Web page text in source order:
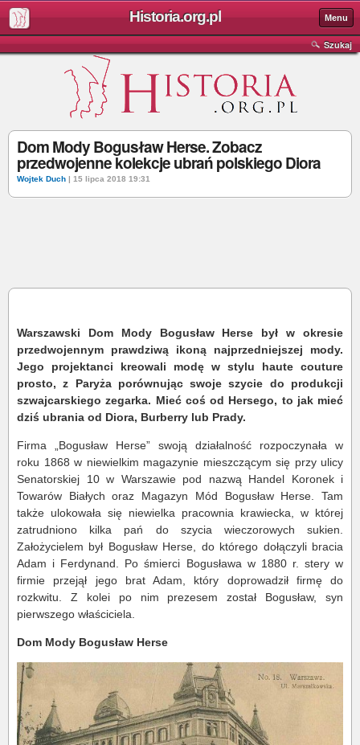
Historia.org.pl Menu
Szukaj
Dom Mody Bogusław Herse. Zobacz
przedwojenne kolekcje ubrań polskiego Diora
Wojtek Duch | 15 lipca 2018 19:31
Warszawski Dom Mody Bogusław Herse był w okresie
przedwojennym prawdziwą ikoną najprzedniejszej mody.
Jego projektanci kreowali modę w stylu haute couture
prosto, z Paryża porównując swoje szycie do produkcji
szwajcarskiego zegarka. Mieć coś od Hersego, to jak mieć
dziś ubrania od Diora, Burberry lub Prady.
Firma „Bogusław Herse” swoją działalność rozpoczynała w
roku 1868 w niewielkim magazynie mieszczącym się przy ulicy
Senatorskiej 10 w Warszawie pod nazwą Handel Koronek i
Towarów Białych oraz Magazyn Mód Bogusław Herse. Tam
także ulokowała się niewielka pracownia krawiecka, w której
zatrudniono kilka pań do szycia wieczorowych sukien.
Założycielem był Bogusław Herse, do którego dołączyli bracia
Adam i Ferdynand. Po śmierci Bogusława w 1880 r. stery w
firmie przejął jego brat Adam, który doprowadził firmę do
rozkwitu. Z kolei po nim prezesem został Bogusław, syn
pierwszego właściciela.
Dom Mody Bogusław Herse